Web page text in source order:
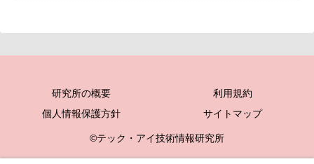
研究所の概要
利用規約
個人情報保護方針
サイトマップ
©テック・アイ技術情報研究所